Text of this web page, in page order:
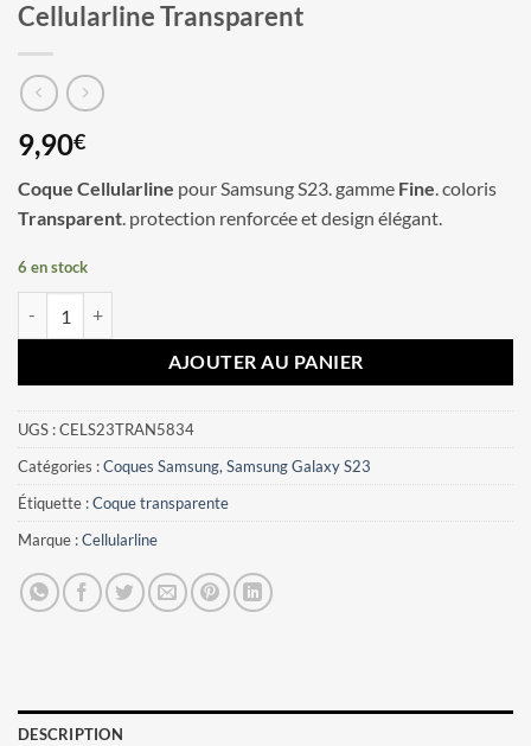
Cellularline Transparent
9,90€
Coque Cellularline pour Samsung S23. gamme Fine. coloris
Transparent. protection renforcée et design élégant.
6 en stock
AJOUTER AU PANIER
UGS :CELS23TRAN5834
Catégories :Coques Samsung, Samsung Galaxy S23
Étiquette :Coque transparente
Marque :Cellularline
DESCRIPTION